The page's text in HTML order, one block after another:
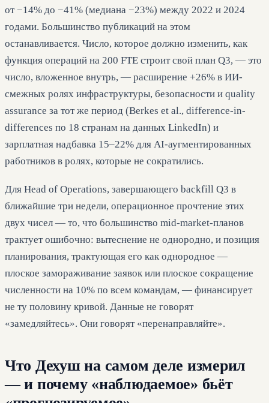
от −14% до −41% (медиана −23%) между 2022 и 2024
годами. Большинство публикаций на этом
останавливается. Число, которое должно изменить, как
функция операций на 200 FTE строит свой план Q3, — это
число, вложенное внутрь, — расширение +26% в ИИ-
смежных ролях инфраструктуры, безопасности и quality
assurance за тот же период (Berkes et al., difference-in-
differences по 18 странам на данных LinkedIn) и
зарплатная надбавка 15–22% для AI-аугментированных
работников в ролях, которые не сократились.
Для Head of Operations, завершающего backfill Q3 в
ближайшие три недели, операционное прочтение этих
двух чисел — то, что большинство mid-market-планов
трактует ошибочно: вытеснение не однородно, и позиция
планирования, трактующая его как однородное —
плоское замораживание заявок или плоское сокращение
численности на 10% по всем командам, — финансирует
не ту половину кривой. Данные не говорят
«замедляйтесь». Они говорят «перенаправляйте».
Что Дехуш на самом деле измерил
— и почему «наблюдаемое» бьёт